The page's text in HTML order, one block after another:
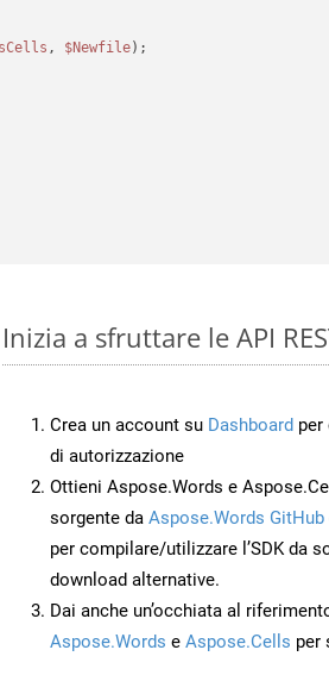
, $Newfile);
Inizia a sfruttare le API
Crea un account su Dashboard per
di autorizzazione
Ottieni Aspose.Words e
sorgente da Aspose.Words GitHub
per compilare/utilizzare l’SDK da
download alternative.
Dai anche un’occhiata al
Aspose.Words e Aspose.Cells per